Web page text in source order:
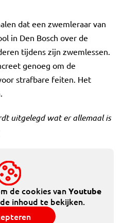
dat een zwemleraar van
in Den Bosch over de
tijdens zijn zwemlessen.
genoeg om de
strafbare feiten. Het
uitgelegd wat er allemaal is
de cookies vanYoutube
inhoud te bekijken.